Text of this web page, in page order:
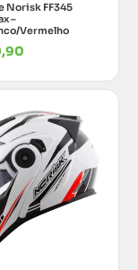
Norisk FF345
–
Vermelho